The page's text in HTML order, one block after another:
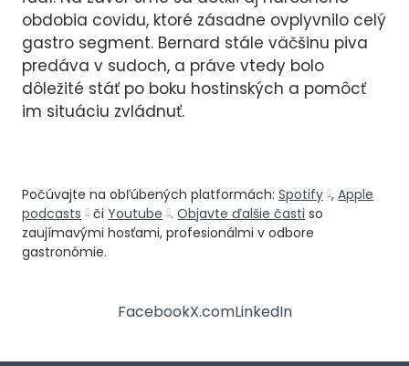
obdobia covidu, ktoré zásadne ovplyvnilo celý
gastro segment. Bernard stále väčšinu piva
predáva v sudoch, a práve vtedy bolo
dôležité stáť po boku hostinských a pomôcť
im situáciu zvládnuť.
Počúvajte na obľúbených platformách: Spotify ,Apple
podcasts
čiYoutube .Objavte ďalšie časti so
zaujímavými hosťami, profesionálmi v odbore
gastronómie.
FacebookX.comLinkedIn